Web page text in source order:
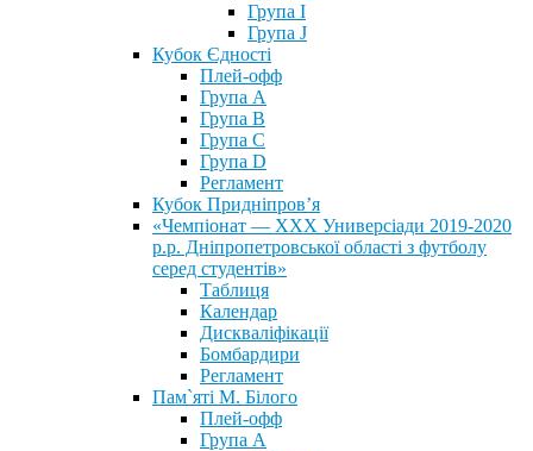
Група I
Група J
Кубок Єдності
Плей-офф
Група А
Група В
Група С
Група D
Регламент
Кубок Придніпров’я
«Чемпіонат — ХХХ Универсіади 2019-2020
р.р. Дніпропетровської області з футболу
серед студентів»
Таблиця
Календар
Дискваліфікації
Бомбардири
Регламент
Пам`яті М. Білого
Плей-офф
Група А